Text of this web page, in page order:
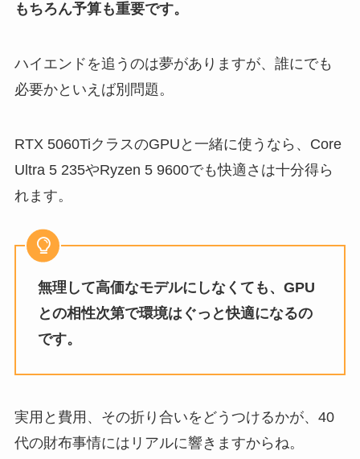
もちろん予算も重要です。
ハイエンドを追うのは夢がありますが、誰にでも
必要かといえば別問題。
RTX 5060TiクラスのGPUと一緒に使うなら、Core
Ultra 5 235やRyzen 5 9600でも快適さは十分得ら
れます。
無理して高価なモデルにしなくても、GPU
との相性次第で環境はぐっと快適になるの
です。
実用と費用、その折り合いをどうつけるかが、40
代の財布事情にはリアルに響きますからね。